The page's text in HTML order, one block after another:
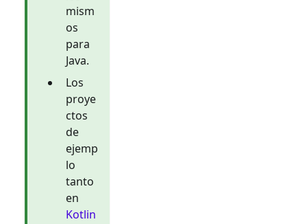
mism
os
para
Java.
Los
proye
ctos
de
ejemp
lo
tanto
en
Kotlin